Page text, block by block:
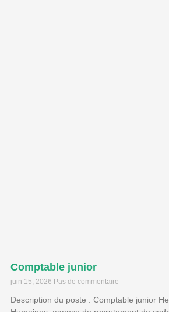
Comptable junior
juin 15, 2026 Pas de commentaire
Description du poste : Comptable junior